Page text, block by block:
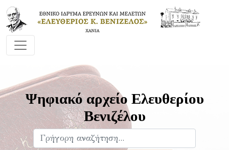
Ψηφιακό αρχείο Ελευθερίου
Βενιζέλου